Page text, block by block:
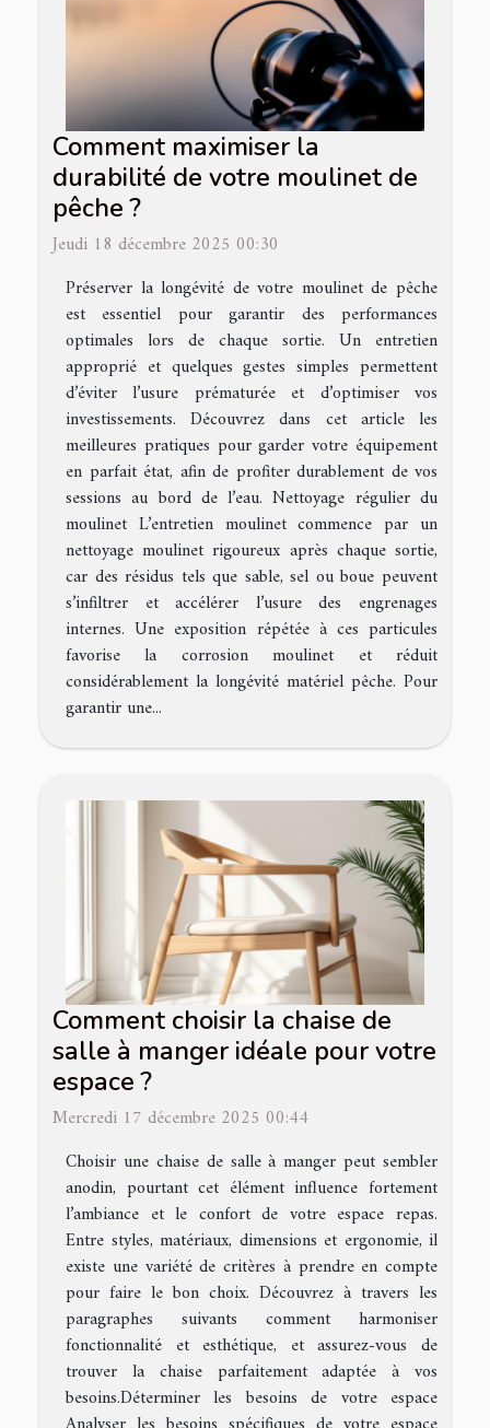
Comment maximiser la
durabilité de votre moulinet de
pêche ?
Jeudi 18 décembre 2025 00:30
Préserver la longévité de votre moulinet de pêche
est essentiel pour garantir des performances
optimales lors de chaque sortie. Un entretien
approprié et quelques gestes simples permettent
d’éviter l’usure prématurée et d’optimiser vos
investissements. Découvrez dans cet article les
meilleures pratiques pour garder votre équipement
en parfait état, afin de profiter durablement de vos
sessions au bord de l’eau. Nettoyage régulier du
moulinet L’entretien moulinet commence par un
nettoyage moulinet rigoureux après chaque sortie,
car des résidus tels que sable, sel ou boue peuvent
s’infiltrer et accélérer l’usure des engrenages
internes. Une exposition répétée à ces particules
favorise la corrosion moulinet et réduit
considérablement la longévité matériel pêche. Pour
garantir une...
Comment choisir la chaise de
salle à manger idéale pour votre
espace ?
Mercredi 17 décembre 2025 00:44
Choisir une chaise de salle à manger peut sembler
anodin, pourtant cet élément influence fortement
l’ambiance et le confort de votre espace repas.
Entre styles, matériaux, dimensions et ergonomie, il
existe une variété de critères à prendre en compte
pour faire le bon choix. Découvrez à travers les
paragraphes suivants comment harmoniser
fonctionnalité et esthétique, et assurez-vous de
trouver la chaise parfaitement adaptée à vos
besoins.Déterminer les besoins de votre espace